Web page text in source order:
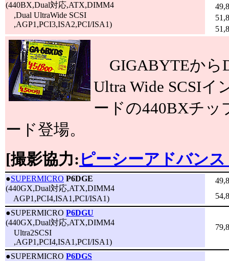
(440BX,Dual対応,ATX,DIMM4
,Dual UltraWide SCSI
,AGP1,PCI3,ISA2,PCI/ISA1)
GIGABYTEから
Ultra Wide SCSI
ードの440BXチ
ード登場。
[撮影協力: ピーシーアドバン
●SUPERMICRO P6DGE
(440GX,Dual対応,ATX,DIMM4
AGP1,PCI4,ISA1,PCI/ISA1)
●SUPERMICRO P6DGU
(440GX,Dual対応,ATX,DIMM4
Ultra2SCSI
,AGP1,PCI4,ISA1,PCI/ISA1)
●SUPERMICRO P6DGS